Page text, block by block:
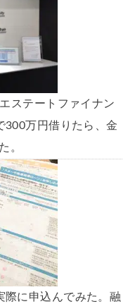
ステートファイナン
300万円借りたら、金
。
際に申込んでみた。融